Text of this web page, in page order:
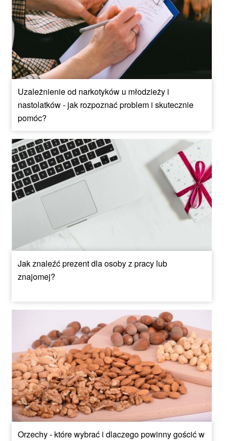
Uzależnienie od narkotyków u młodzieży i
nastolatków - jak rozpoznać problem i skutecznie
pomóc?
Jak znaleźć prezent dla osoby z pracy lub
znajomej?
Orzechy - które wybrać i dlaczego powinny gościć w